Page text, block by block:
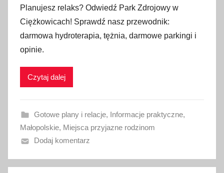
u
b
l
i
w
n
o
1
l
Planujesz relaks? Odwiedź Park Zdrojowy w
Ciężkowicach! Sprawdź nasz przewodnik:
darmowa hydroterapia, tężnia, darmowe parkingi i
opinie.
Czytaj dalej
Gotowe plany i relacje, Informacje praktyczne,
Małopolskie, Miejsca przyjazne rodzinom
Dodaj komentarz